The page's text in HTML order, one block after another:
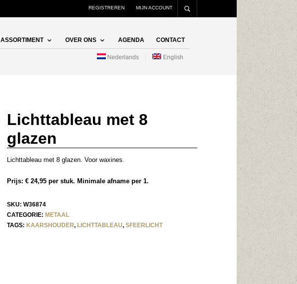
REGISTREREN MIJN ACCOUNT
ASSORTIMENT OVER ONS AGENDA CONTACT
Nederlands English
Lichttableau met 8
glazen
Lichttableau met 8 glazen. Voor waxines.
Prijs: € 24,95 per stuk. Minimale afname per 1.
SKU: W36874
CATEGORIE: METAAL
TAGS: KAARSHOUDER, LICHTTABLEAU, SFEERLICHT